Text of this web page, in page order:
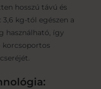
hosszú távú és
kg-tól egészen a
használható, így
korcsoportos